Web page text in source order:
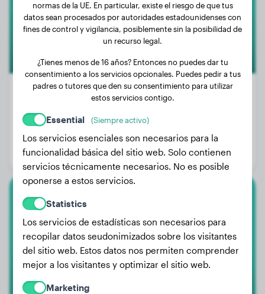
1
Peso:
Edad:
3 años, 3 meses
Género:
Perro macho
Pascha
normas de la UE. En particular, existe el riesgo de que tus
datos sean procesados por autoridades estadounidenses con
fines de control y vigilancia, posiblemente sin la posibilidad de
un recurso legal.
¿Tienes menos de 16 años? Entonces no puedes dar tu
consentimiento a los servicios opcionales. Puedes pedir a tus
padres o tutores que den su consentimiento para utilizar
estos servicios contigo.
Essential (Siempre activo)
Los servicios esenciales son necesarios para la
funcionalidad básica del sitio web. Solo contienen
servicios técnicamente necesarios. No es posible
oponerse a estos servicios.
Statistics
Los servicios de estadísticas son necesarios para
recopilar datos seudonimizados sobre los visitantes
del sitio web. Estos datos nos permiten comprender
mejor a los visitantes y optimizar el sitio web.
Marketing